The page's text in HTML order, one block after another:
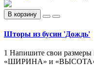
В корзину
Шторы из бусин 'Дождь'
1 Напишите свои размеры
«ШИРИНА» и «ВЫСОТА»